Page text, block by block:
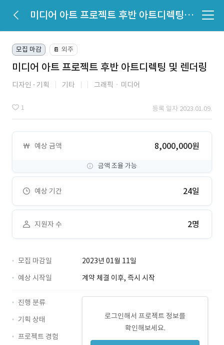
미디어 아트 프로젝트 후반 아트디렉팅 및 렌더링
모집 마감 📔 외주
미디어 아트 프로젝트 후반 아트디렉팅 및 렌더링
디자인 기획 기타 그래픽ㆍ미디어
1 등록 일자 2023.01.09.
예상 금액 8,000,000원
금액 조율 가능
예상 기간 24일
지원자 수 2명
모집 마감일
2023년 01월 11일
예상 시작일
계약 체결 이후, 즉시 시작
로그인해서 프로젝트 정보를
확인해보세요.
진행 분류
기획 상태
프로젝트 경험